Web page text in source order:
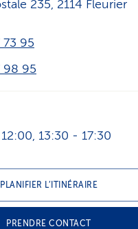
c
e
235, 2114 Fleurier
73 95
98 95
13:30 - 17:30
PLANIFIER L’ITINÉRAIRE
PRENDRE CONTACT